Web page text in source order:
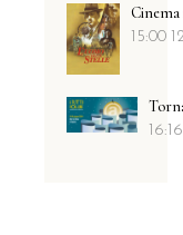
Cinema
15:00
16:16